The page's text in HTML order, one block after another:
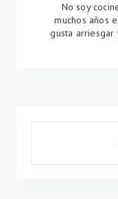
No soy
muchos años
gusta arriesgar